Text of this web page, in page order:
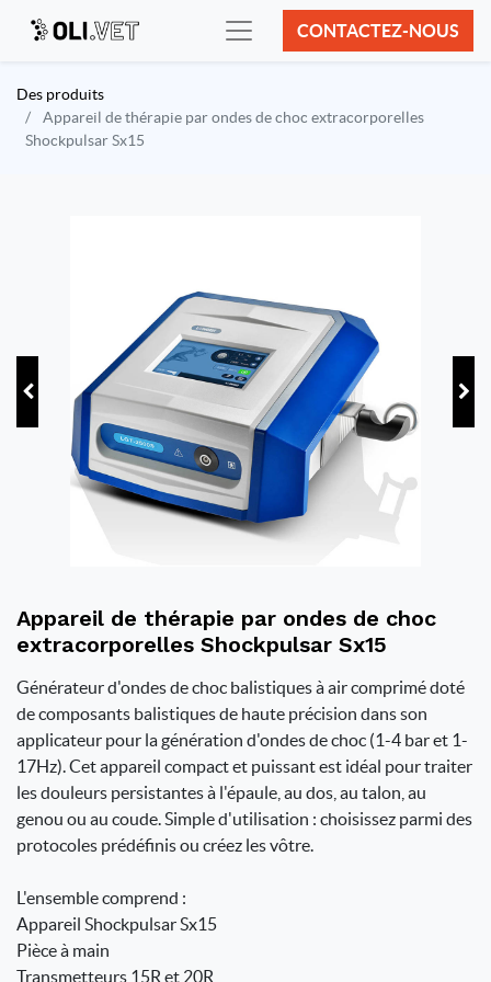
CONTACTEZ-NOUS
Des produits
Appareil de thérapie par ondes de choc extracorporelles
Shockpulsar Sx15
Appareil de thérapie par ondes de choc
extracorporelles Shockpulsar Sx15
Générateur d'ondes de choc balistiques à air comprimé doté
de composants balistiques de haute précision dans son
applicateur pour la génération d'ondes de choc (1-4 bar et 1-
17Hz). Cet appareil compact et puissant est idéal pour traiter
les douleurs persistantes à l'épaule, au dos, au talon, au
genou ou au coude. Simple d'utilisation : choisissez parmi des
protocoles prédéfinis ou créez les vôtre.
L'ensemble comprend :
Appareil Shockpulsar Sx15
Pièce à main
Transmetteurs 15R et 20R